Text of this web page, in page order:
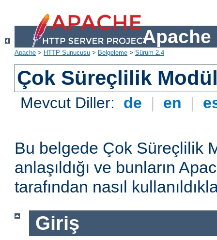
Apache
Apache > HTTP Sunucusu > Belgeleme > Sürüm 2.4
Çok Süreçlilik
Mevcut Diller: de | en |
Bu belgede Çok Süreçlilik
anlaşıldığı ve bunların
tarafından nasıl
Giriş